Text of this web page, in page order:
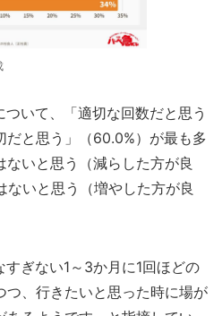
いて、「適切な回数だと思う
だと思う」（60.0%）が最も多
いと思う（減らした方が良
ないと思う（増やした方が良
ぎない1～3か月に1回ほどの
つ、行きたいと思った時に場が